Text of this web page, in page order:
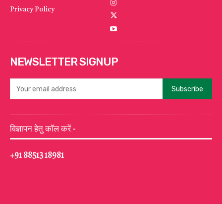
Privacy Policy
NEWSLETTER SIGNUP
Subscribe
विज्ञापन हेतु कॉल करें -
+91 88513 18981